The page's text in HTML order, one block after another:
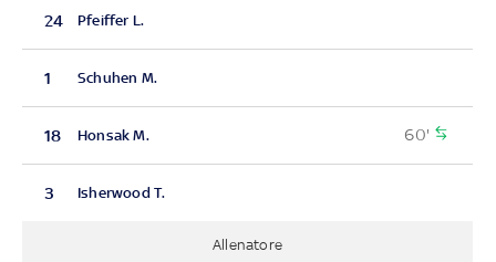
24 Pfeiffer L.
1 Schuhen M.
18 Honsak M. 60'
3 Isherwood T.
Allenatore